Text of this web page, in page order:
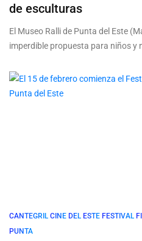
de esculturas
El Museo Ralli de Punta del Este
imperdible propuesta para niños y
CANTEGRIL CINE DEL ESTE FESTIVAL
PUNTA